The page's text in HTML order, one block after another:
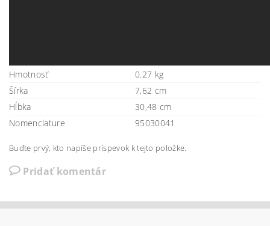
Hmotnosť
0.27 kg
Šírka
7,62 cm
Hĺbka
30,48 cm
Nomenclature
95030041
Buďte prvý, kto napíše príspevok k tejto položke.
Pridať komentár